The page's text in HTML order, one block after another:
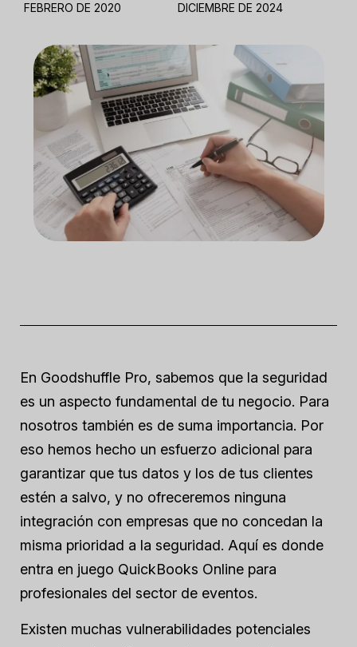
FEBRERO DE 2020
DICIEMBRE DE 2024
En Goodshuffle Pro, sabemos que la seguridad
es un aspecto fundamental de tu negocio. Para
nosotros también es de suma importancia. Por
eso hemos hecho un esfuerzo adicional para
garantizar que tus datos y los de tus clientes
estén a salvo, y no ofreceremos ninguna
integración con empresas que no concedan la
misma prioridad a la seguridad. Aquí es donde
entra en juego QuickBooks Online para
profesionales del sector de eventos.
Existen muchas vulnerabilidades potenciales